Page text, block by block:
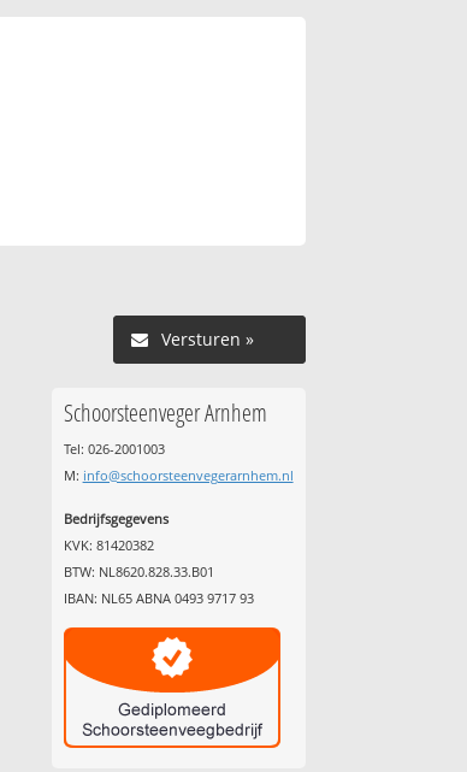
Versturen »
Schoorsteenveger Arnhem
Tel: 026-2001003
M: info@schoorsteenvegerarnhem.nl
Bedrijfsgegevens
KVK: 81420382
BTW: NL8620.828.33.B01
IBAN: NL65 ABNA 0493 9717 93